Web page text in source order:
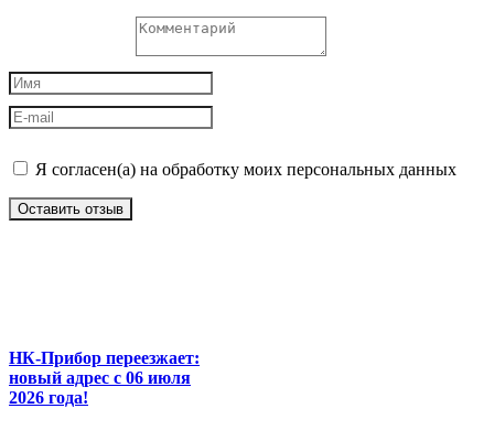
Я согласен(а) на обработку моих персональных данных
Оставить отзыв
НК-Прибор переезжает:
новый адрес с 06 июля
2026 года!